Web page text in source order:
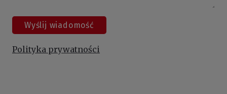
Polityka prywatności